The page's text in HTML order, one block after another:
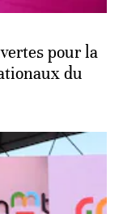
pour la
du